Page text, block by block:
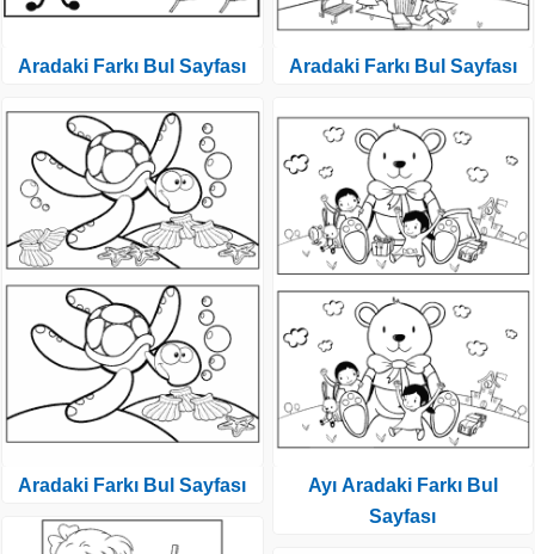
Aradaki Farkı Bul Sayfası
Aradaki Farkı Bul Sayfası
Aradaki Farkı Bul Sayfası
Ayı Aradaki Farkı Bul
Sayfası